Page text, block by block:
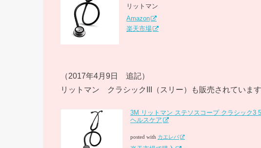
リットマン
Amazon
楽天市場
（2017年4月9日 追記）
リットマン クラシックIII（スリー）も販売されています
3M リットマン ステソスコープ クラシック3
ヘルスケア
posted with カエレバ